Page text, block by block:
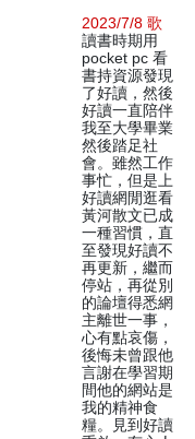
2023/7/8 歌
讀書時期用
pocket pc 看
書持資源發現
了好讀，然後
好讀一直陪伴
我至大學畢業
然後踏足社
會。雖然工作
事忙，但是上
好讀網閒逛看
黃河散文已成
一種習慣，直
至發現好讀不
再更新，繼而
停站，再從別
的論壇得悉網
主離世一事，
心有點哀傷，
後悔未曾跟他
言謝在學習期
間他的網站是
我的精神食
糧。見到好讀